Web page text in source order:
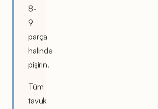
8-
9
parça
halinde
pişirin.
Tüm
tavuk